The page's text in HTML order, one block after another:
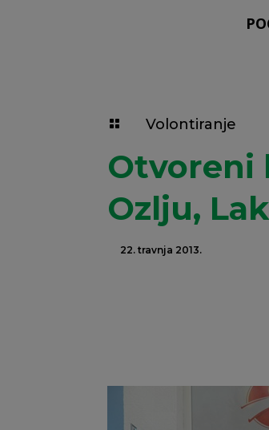
 Volontiranje
Otvoreni
Ozlju,
22. travnja 2013.